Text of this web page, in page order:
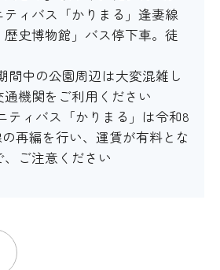
ィバス「かりまる」逢妻線
歴史博物館」バス停下車。徒
中の公園周辺は大変混雑し
通機関をご利用ください
ィバス「かりまる」は令和8
再編を行い、運賃が有料とな
ご注意ください